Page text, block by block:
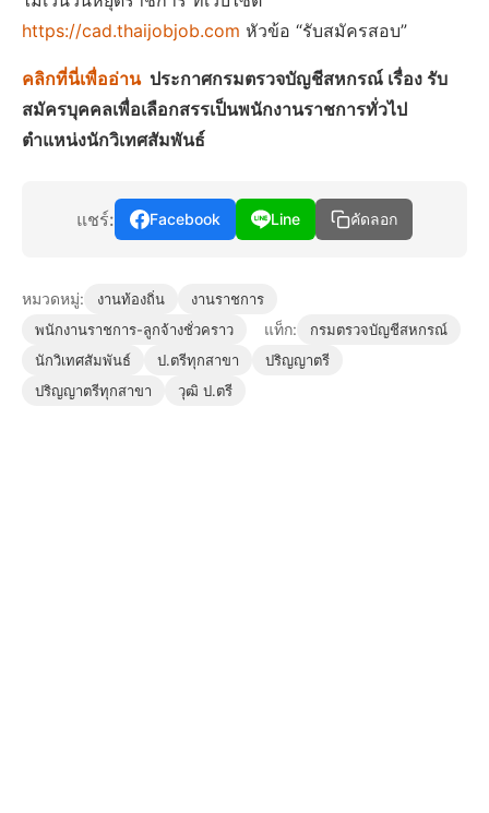
https://cad.thaijobjob.com หัวข้อ “รับสมัครสอบ”
คลิกที่นี่เพื่ออ่านประกาศกรมตรวจบัญชีสหกรณ์ เรื่อง รับ
สมัครบุคคลเพื่อเลือกสรรเป็นพนักงานราชการทั่วไป
ตำแหน่งนักวิเทศสัมพันธ์
แชร์: Facebook Line คัดลอก
หมวดหมู่: งานท้องถิ่น
งานราชการ
พนักงานราชการ-ลูกจ้างชั่วคราว
แท็ก:
กรมตรวจบัญชีสหกรณ์
นักวิเทศสัมพันธ์
ป.ตรีทุกสาขา
ปริญญาตรี
ปริญญาตรีทุกสาขา
วุฒิ ป.ตรี